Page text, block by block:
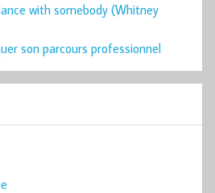
with somebody (Whitney
son parcours professionnel